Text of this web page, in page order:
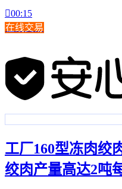
00:15
在线交易
工厂160型冻肉绞
绞肉产量高达2吨